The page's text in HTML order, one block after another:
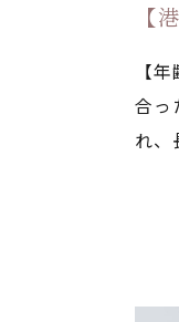
【
【
合っ
れ、